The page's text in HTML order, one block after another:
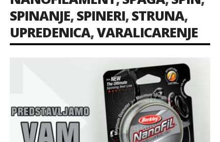
SPINANJE,SPINERI,STRUNA,
UPREDENICA,VARALICARENJE